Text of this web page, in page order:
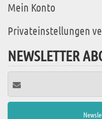
Mein Konto
Privateinstellungen
NEWSLETTER